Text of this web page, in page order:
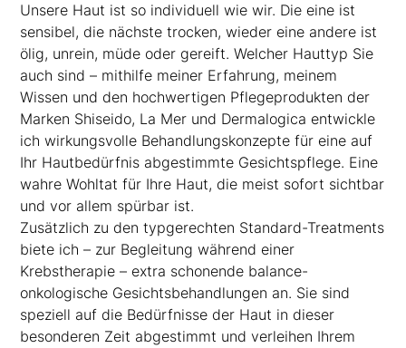
Unsere Haut ist so individuell wie wir. Die eine ist
sensibel, die nächste trocken, wieder eine andere ist
ölig, unrein, müde oder gereift. Welcher Hauttyp Sie
auch sind – mithilfe meiner Erfahrung, meinem
Wissen und den hochwertigen Pflegeprodukten der
Marken Shiseido, La Mer und Dermalogica entwickle
ich wirkungsvolle Behandlungskonzepte für eine auf
Ihr Hautbedürfnis abgestimmte Gesichtspflege. Eine
wahre Wohltat für Ihre Haut, die meist sofort sichtbar
und vor allem spürbar ist.
Zusätzlich zu den typgerechten Standard-Treatments
biete ich – zur Begleitung während einer
Krebstherapie – extra schonende balance-
onkologische Gesichtsbehandlungen an. Sie sind
speziell auf die Bedürfnisse der Haut in dieser
besonderen Zeit abgestimmt und verleihen Ihrem